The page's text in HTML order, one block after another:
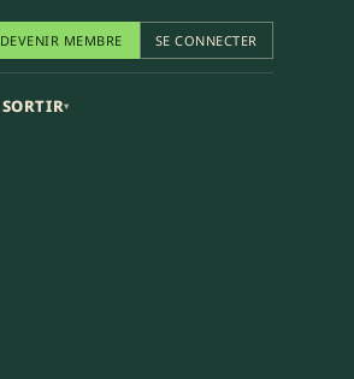
DEVENIR MEMBRE SE CONNECTER
SORTIR▾